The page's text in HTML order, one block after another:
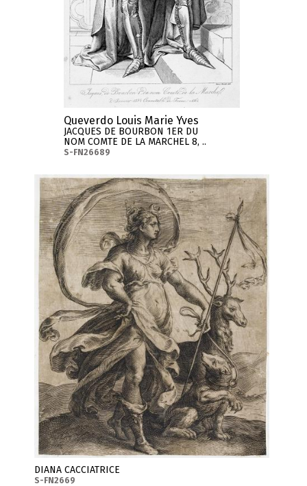
Queverdo Louis Marie Yves
JACQUES DE BOURBON 1ER DU
NOM COMTE DE LA MARCHEL 8, ..
S-FN26689
DIANA CACCIATRICE
S-FN2669